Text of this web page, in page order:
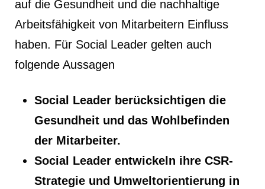
auf die Gesundheit und die nachhaltige
Arbeitsfähigkeit von Mitarbeitern Einfluss
haben. Für Social Leader gelten auch
folgende Aussagen
Social Leader berücksichtigen die
Gesundheit und das Wohlbefinden
der Mitarbeiter.
Social Leader entwickeln ihre CSR-
Strategie und Umweltorientierung in